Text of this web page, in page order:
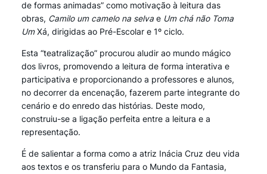
de formas animadas” como motivação à leitura das
obras, Camilo um camelo na selva e Um chá não Toma
UmXá, dirigidas ao Pré-Escolar e 1º ciclo.
Esta “teatralização” procurou aludir ao mundo mágico
dos livros, promovendo a leitura de forma interativa e
participativa e proporcionando a professores e alunos,
no decorrer da encenação, fazerem parte integrante do
cenário e do enredo das histórias. Deste modo,
construiu-se a ligação perfeita entre a leitura e a
representação.
É de salientar a forma como a atriz Inácia Cruz deu vida
aos textos e os transferiu para o Mundo da Fantasia,